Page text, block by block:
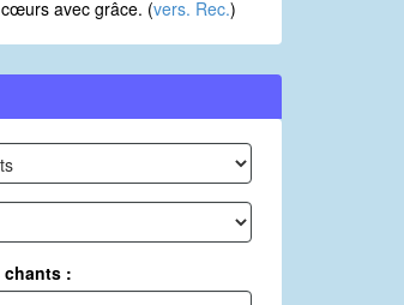
avec grâce. (vers. Rec.)
chants :